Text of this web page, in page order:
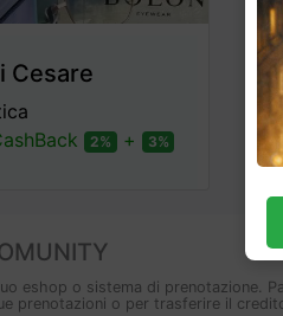
Cesare
2% + 3%
eshop o sistema di prenotazione.
prenotazioni o per trasferire il